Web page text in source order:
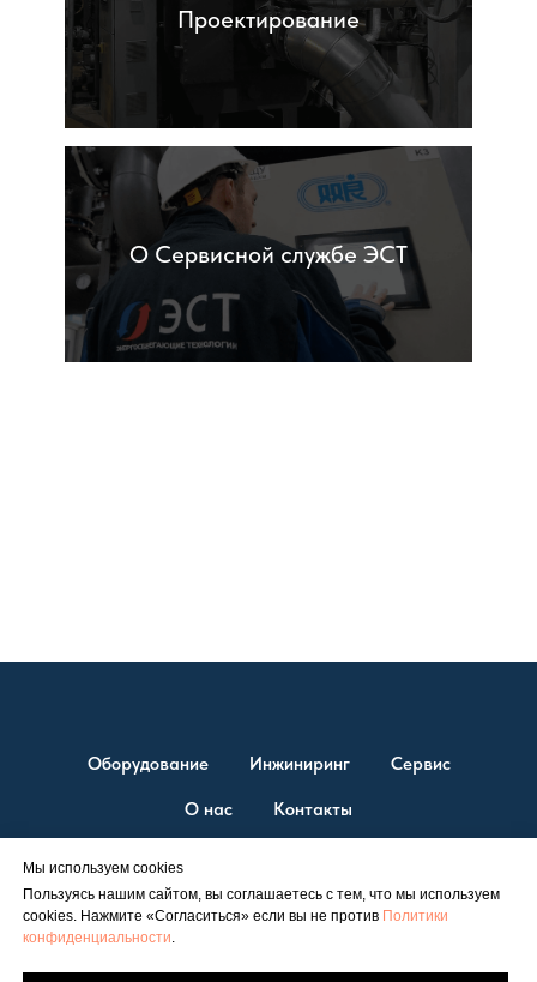
Проектирование
О Сервисной службе ЭСТ
Оборудование Инжиниринг Сервис
О нас Контакты
© ТД “ЭСТ” 2026. Единственный официальный представитель
Shuangliang на территории России.
Мы используем cookies
Пользуясь нашим сайтом, вы соглашаетесь с тем, что мы используем
cookies. Нажмите «Согласиться» если вы не против Политики
конфиденциальности